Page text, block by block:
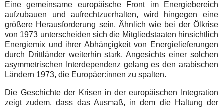
Eine gemeinsame europäische Front im Energiebereich
aufzubauen und aufrechtzuerhalten, wird hingegen eine
größere Herausforderung sein. Ähnlich wie bei der Ölkrise
von 1973 unterscheiden sich die Mitgliedstaaten hinsichtlich
Energiemix und ihrer Abhängigkeit von Energielieferungen
durch Drittländer weiterhin stark. Angesichts einer solchen
asymmetrischen Interdependenz gelang es den arabischen
Ländern 1973, die Europäer:innen zu spalten.
Die Geschichte der Krisen in der europäischen Integration
zeigt zudem, dass das Ausmaß, in dem die Haltung der